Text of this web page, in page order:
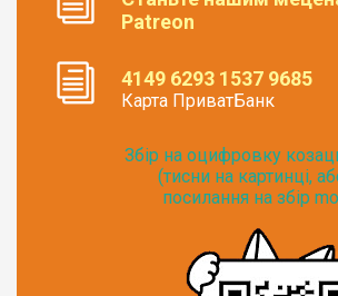
Patreon
4149 6293 1537 9685
Карта ПриватБанк
Збір на оцифровку
(тисни на картинці,
посилання на збір